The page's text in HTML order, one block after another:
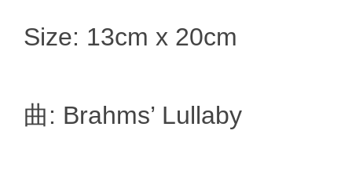
Size: 13cm x 20cm
曲: Brahms’ Lullaby